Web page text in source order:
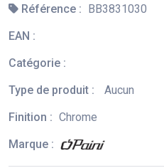
Référence : BB3831030
EAN :
Catégorie :
Type de produit :
Aucun
Finition : Chrome
Marque :